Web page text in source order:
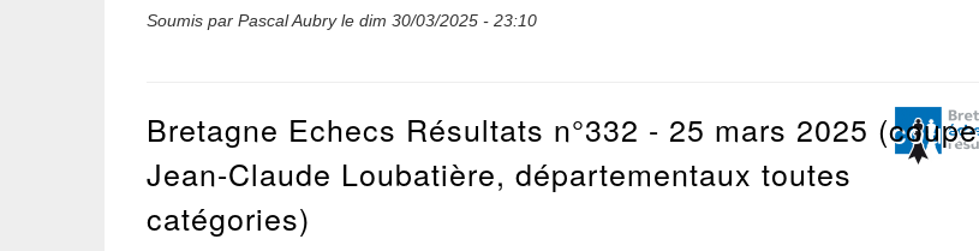
Soumis par Pascal Aubryle dim 30/03/2025 - 23:10
Bretagne Echecs Résultats n°332 - 25 mars 2025 (coupe
Jean-Claude Loubatière, départementaux toutes
catégories)